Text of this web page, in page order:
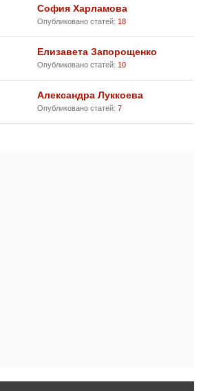
София Харламова
Опубликовано статей: 18
Елизавета Запорощенко
Опубликовано статей: 10
Александра Луккоева
Опубликовано статей: 7